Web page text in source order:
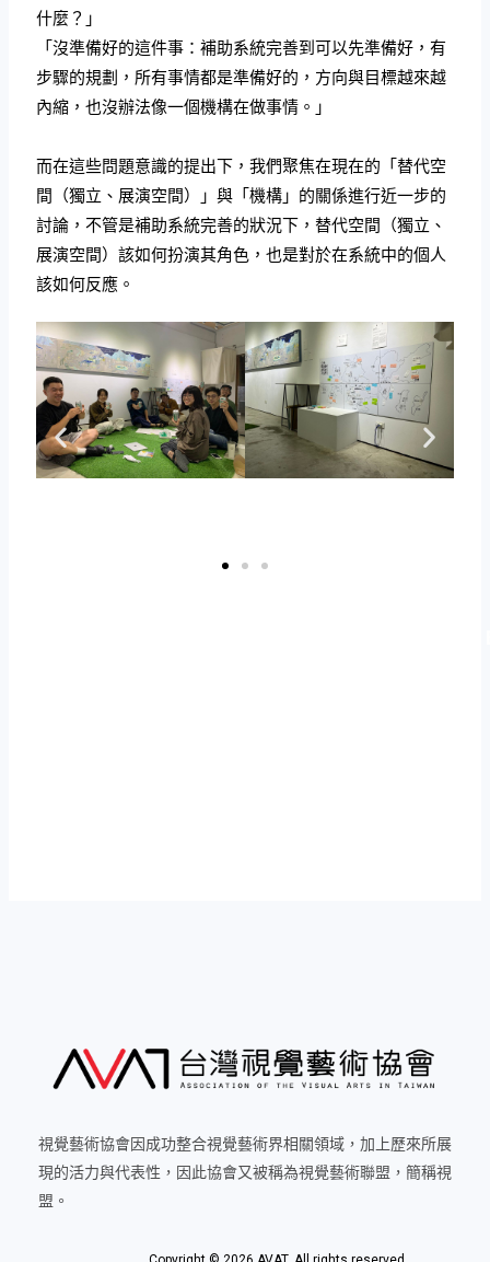
什麼？」
「沒準備好的這件事：補助系統完善到可以先準備好，有
步驟的規劃，所有事情都是準備好的，方向與目標越來越
內縮，也沒辦法像一個機構在做事情。」
而在這些問題意識的提出下，我們聚焦在現在的「替代空
間（獨立、展演空間）」與「機構」的關係進行近一步的
討論，不管是補助系統完善的狀況下，替代空間（獨立、
展演空間）該如何扮演其角色，也是對於在系統中的個人
該如何反應。
視覺藝術協會因成功整合視覺藝術界相關領域，加上歷來所展
現的活力與代表性，因此協會又被稱為視覺藝術聯盟，簡稱視
盟。